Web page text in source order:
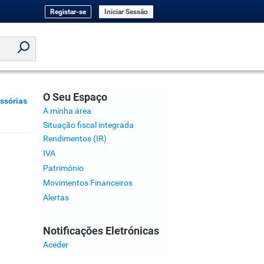
Registar-se Iniciar Sessão
O Seu Espaço
A minha área
Situação fiscal integrada
Rendimentos (IR)
IVA
Património
Movimentos Financeiros
Alertas
Notificações Eletrónicas
Aceder